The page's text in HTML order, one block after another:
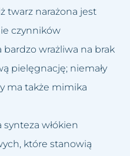
oczami
twarz narażona jest
czynników
wrażliwa na brak
pielęgnację; niemały
ma także mimika
synteza włókien
które stanowią